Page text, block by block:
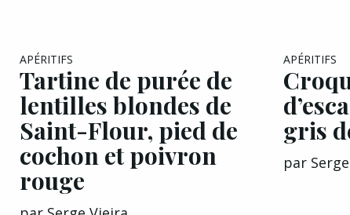
APÉRITIFS
Tartine de purée de
lentilles blondes de
Saint-Flour, pied de
cochon et poivron
rouge
APÉRITIFS
gris
par